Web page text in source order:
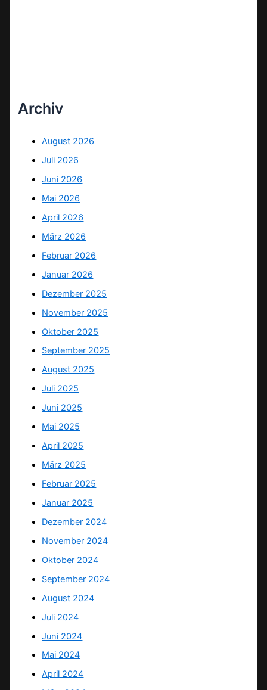
Archiv
August 2026
Juli 2026
Juni 2026
Mai 2026
April 2026
März 2026
Februar 2026
Januar 2026
Dezember 2025
November 2025
Oktober 2025
September 2025
August 2025
Juli 2025
Juni 2025
Mai 2025
April 2025
März 2025
Februar 2025
Januar 2025
Dezember 2024
November 2024
Oktober 2024
September 2024
August 2024
Juli 2024
Juni 2024
Mai 2024
April 2024